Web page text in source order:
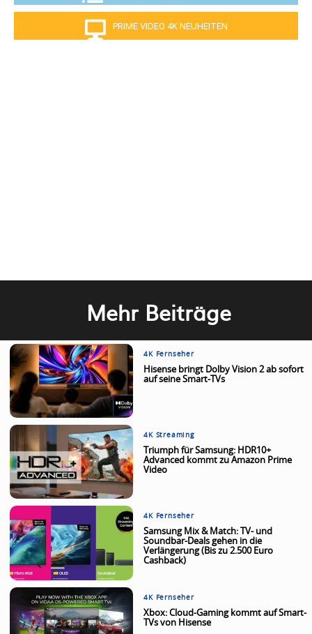
PRIME VIDEO 4K NEUHEITEN
Mehr Beiträge
4K Fernseher
Hisense bringt Dolby Vision 2 ab sofort
auf seine Smart-TVs
4K Streaming
Triumph für Samsung: HDR10+
Advanced kommt zu Amazon Prime
Video
4K Fernseher
Samsung Mix & Match: TV- und
Soundbar-Deals gehen in die
Verlängerung (Bis zu 2.500 Euro
Cashback)
4K Fernseher
Xbox: Cloud-Gaming kommt auf Smart-
TVs von Hisense